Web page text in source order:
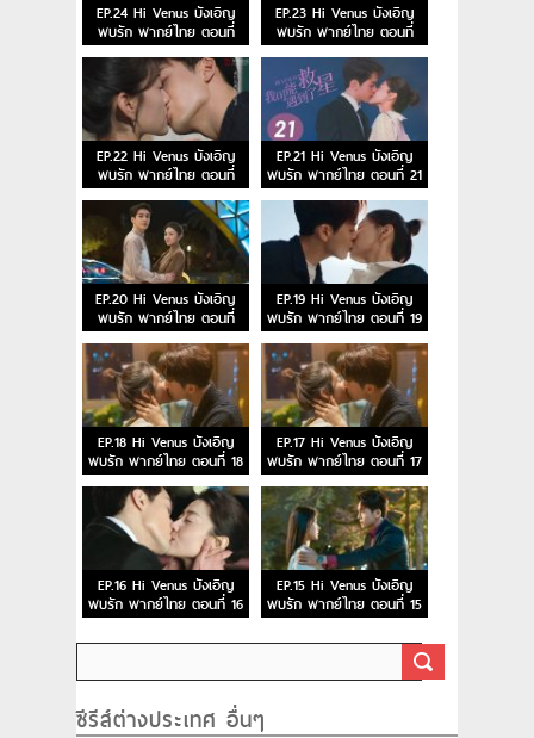
EP.24 Hi Venus บังเอิญ
พบรัก พากย์ไทย ตอนที่
24
EP.23 Hi Venus บังเอิญ
พบรัก พากย์ไทย ตอนที่
23
EP.22 Hi Venus บังเอิญ
พบรัก พากย์ไทย ตอนที่
22
EP.21 Hi Venus บังเอิญ
พบรัก พากย์ไทย ตอนที่ 21
EP.20 Hi Venus บังเอิญ
พบรัก พากย์ไทย ตอนที่
20
EP.19 Hi Venus บังเอิญ
พบรัก พากย์ไทย ตอนที่ 19
EP.18 Hi Venus บังเอิญ
พบรัก พากย์ไทย ตอนที่ 18
EP.17 Hi Venus บังเอิญ
พบรัก พากย์ไทย ตอนที่ 17
EP.16 Hi Venus บังเอิญ
พบรัก พากย์ไทย ตอนที่ 16
EP.15 Hi Venus บังเอิญ
พบรัก พากย์ไทย ตอนที่ 15
ซีรีส์ต่างประเทศ อื่นๆ